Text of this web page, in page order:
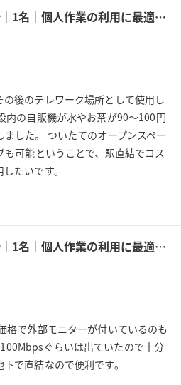
駅直結！横浜駅徒歩30秒｜1名｜個人作業の利用に最適！エキニア横浜｜5階ハマポート「コワーキングスペース」B
後のテレワーク場所として使用し
内の自販機が水やお茶が90〜100円
した。 ついたてのオープンスペー
も可能ということで、駅直結でコス
たいです。
駅直結！横浜駅徒歩30秒｜1名｜個人作業の利用に最適！エキニア横浜｜5階ハマポート「コワーキングスペース」A
格で外部モニターが付いているのも
ぐらいは出ていたので十分
で直結なので便利です。